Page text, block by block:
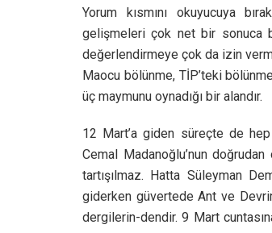
Yorum kısmını okuyucuya
gelişmeleri çok net bir sonuca
değerlendirmeye çok da izin
Maocu bölünme, TİP’teki
üç maymunu oynadığı bir alandır.
12 Mart’a giden süreçte de hep
Cemal Madanoğlu’nun
tartışılmaz. Hatta Süleyman
giderken güvertede Ant ve
dergilerin-dendir. 9 Mart